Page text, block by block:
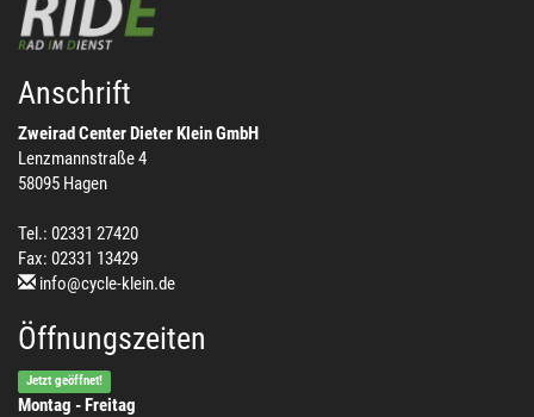
Anschrift
Zweirad Center Dieter Klein GmbH
Lenzmannstraße 4
58095 Hagen
Tel.: 02331 27420
Fax: 02331 13429
info@cycle-klein.de
Öffnungszeiten
Jetzt geöffnet!
Montag - Freitag